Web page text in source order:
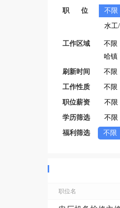
职 位 不限
水工
工作区域 不限
哈镇
刷新时间 不限
工作性质 不限
职位薪资 不限
学历筛选 不限
福利筛选 不限
职位名